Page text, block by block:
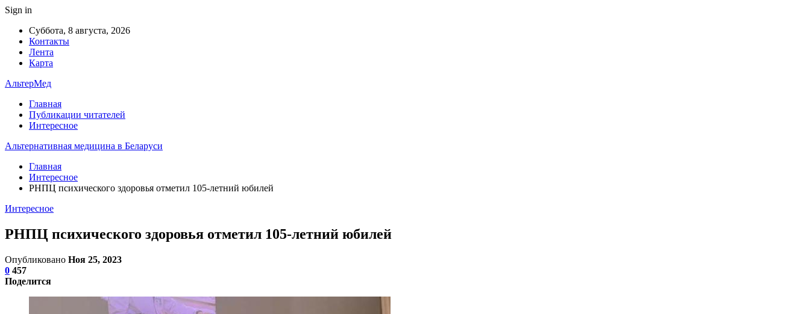
Sign in
Суббота, 8 августа, 2026
Контакты
Лента
Карта
АльтерМед
Главная
Публикации читателей
Интересное
Альтернативная медицина в Беларуси
Главная
Интересное
РНПЦ психического здоровья отметил 105-летний юбилей
Интересное
РНПЦ психического здоровья отметил 105-летний юбилей
Опубликовано Ноя 25, 2023
0 457
Поделится